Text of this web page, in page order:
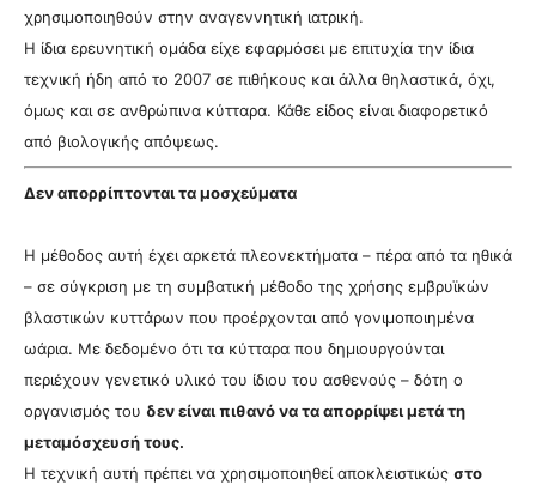
χρησιμοποιηθούν στην αναγεννητική ιατρική.
Η ίδια ερευνητική ομάδα είχε εφαρμόσει με επιτυχία την ίδια
τεχνική ήδη από το 2007 σε πιθήκους και άλλα θηλαστικά, όχι,
όμως και σε ανθρώπινα κύτταρα. Κάθε είδος είναι διαφορετικό
από βιολογικής απόψεως.
Δεν απορρίπτονται τα μοσχεύματα
Η μέθοδος αυτή έχει αρκετά πλεονεκτήματα – πέρα από τα ηθικά
– σε σύγκριση με τη συμβατική μέθοδο της χρήσης εμβρυϊκών
βλαστικών κυττάρων που προέρχονται από γονιμοποιημένα
ωάρια. Με δεδομένο ότι τα κύτταρα που δημιουργούνται
περιέχουν γενετικό υλικό του ίδιου του ασθενούς – δότη ο
οργανισμός του δεν είναι πιθανό να τα απορρίψει μετά τη
μεταμόσχευσή τους.
Η τεχνική αυτή πρέπει να χρησιμοποιηθεί αποκλειστικώς στο